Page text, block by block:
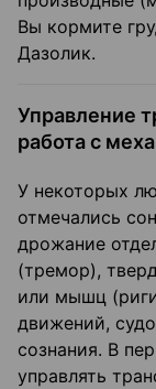
Вы кормите
Дазолик.
Управление
работа с
У некоторых
отмечались
дрожание
(тремор),
или мышц
движений,
сознания. В
управлять